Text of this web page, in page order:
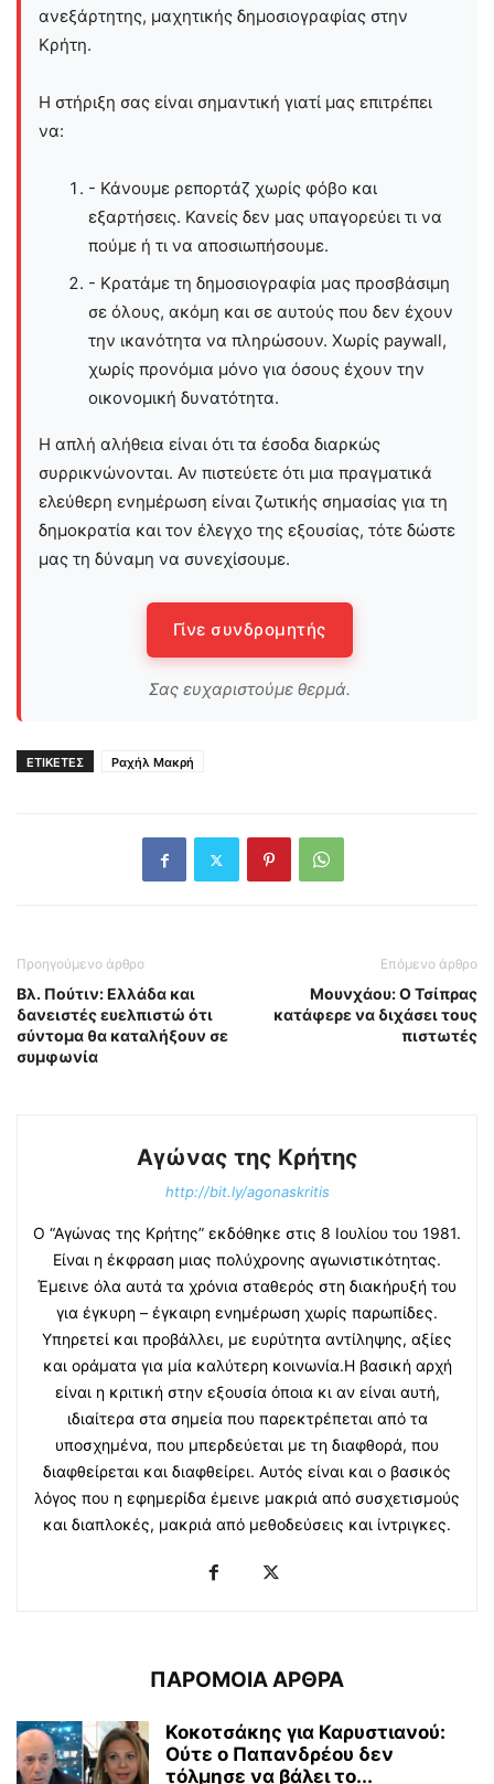
ανεξάρτητης, μαχητικής δημοσιογραφίας στην
Kρήτη.
Η στήριξη σας είναι σημαντική γιατί μας επιτρέπει
να:
- Κάνουμε ρεπορτάζ χωρίς φόβο και
εξαρτήσεις. Κανείς δεν μας υπαγορεύει τι να
πούμε ή τι να αποσιωπήσουμε.
- Κρατάμε τη δημοσιογραφία μας προσβάσιμη
σε όλους, ακόμη και σε αυτούς που δεν έχουν
την ικανότητα να πληρώσουν. Χωρίς paywall,
χωρίς προνόμια μόνο για όσους έχουν την
οικονομική δυνατότητα.
Η απλή αλήθεια είναι ότι τα έσοδα διαρκώς
συρρικνώνονται. Αν πιστεύετε ότι μια πραγματικά
ελεύθερη ενημέρωση είναι ζωτικής σημασίας για τη
δημοκρατία και τον έλεγχο της εξουσίας, τότε δώστε
μας τη δύναμη να συνεχίσουμε.
Γίνε συνδρομητής
Σας ευχαριστούμε θερμά.
ΕΤΙΚΕΤΕΣ Ραχήλ Μακρή
Προηγούμενο άρθρο
Βλ. Πούτιν: Ελλάδα και
δανειστές ευελπιστώ ότι
σύντομα θα καταλήξουν σε
συμφωνία
Επόμενο άρθρο
Mουνχάου: Ο Τσίπρας
κατάφερε να διχάσει τους
πιστωτές
Αγώνας της Κρήτης
http://bit.ly/agonaskritis
Ο “Αγώνας της Κρήτης” εκδόθηκε στις 8 Ιουλίου του 1981.
Είναι η έκφραση μιας πολύχρονης αγωνιστικότητας.
Έμεινε όλα αυτά τα χρόνια σταθερός στη διακήρυξή του
για έγκυρη – έγκαιρη ενημέρωση χωρίς παρωπίδες.
Υπηρετεί και προβάλλει, με ευρύτητα αντίληψης, αξίες
και οράματα για μία καλύτερη κοινωνία.Η βασική αρχή
είναι η κριτική στην εξουσία όποια κι αν είναι αυτή,
ιδιαίτερα στα σημεία που παρεκτρέπεται από τα
υποσχημένα, που μπερδεύεται με τη διαφθορά, που
διαφθείρεται και διαφθείρει. Αυτός είναι και ο βασικός
λόγος που η εφημερίδα έμεινε μακριά από συσχετισμούς
και διαπλοκές, μακριά από μεθοδεύσεις και ίντριγκες.
ΠΑΡΟΜΟΙΑ ΑΡΘΡΑ
Κοκοτσάκης για Καρυστιανού:
Ούτε ο Παπανδρέου δεν
τόλμησε να βάλει το...